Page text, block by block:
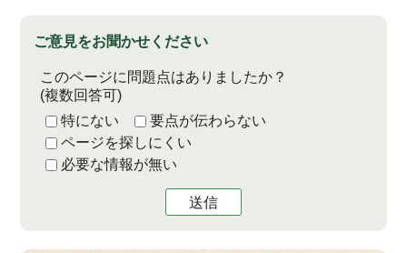
ご意見をお聞かせください
このページに問題点はありましたか？
(複数回答可)
特にない
要点が伝わらない
ページを探しにくい
必要な情報が無い
送信